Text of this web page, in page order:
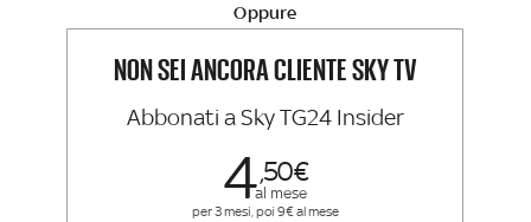
La newsletter esclusiva di Sky TG24
Oppure
NON SEI ANCORA CLIENTE SKY TV
Abbonati a Sky TG24 Insider
450
al mese
per 3 mesi, poi 9€ al mese